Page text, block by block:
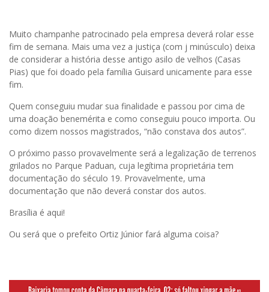
Muito champanhe patrocinado pela empresa deverá rolar esse
fim de semana. Mais uma vez a justiça (com j minúsculo) deixa
de considerar a história desse antigo asilo de velhos (Casas
Pias) que foi doado pela família Guisard unicamente para esse
fim.
Quem conseguiu mudar sua finalidade e passou por cima de
uma doação benemérita e como conseguiu pouco importa. Ou
como dizem nossos magistrados, “não constava dos autos”.
O próximo passo provavelmente será a legalização de terrenos
grilados no Parque Paduan, cuja legítima proprietária tem
documentação do século 19. Provavelmente, uma
documentação que não deverá constar dos autos.
Brasília é aqui!
Ou será que o prefeito Ortiz Júnior fará alguma coisa?